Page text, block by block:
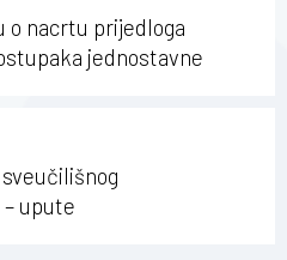
o nacrtu prijedloga
jednostavne
upute